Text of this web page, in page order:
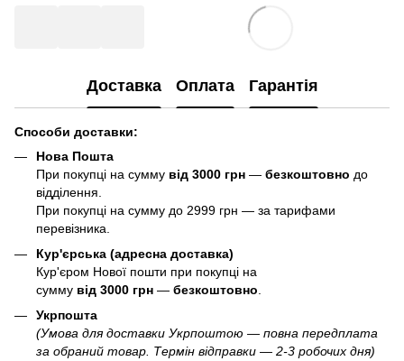
Доставка Оплата Гарантія
Способи доставки:
Нова Пошта
При покупці на сумму від 3000 грн — безкоштовно до
відділення.
При покупці на сумму до 2999 грн — за тарифами
перевізника.
Кур'єрська (адресна доставка)
Кур'єром Нової пошти при покупці на
сумму від 3000 грн — безкоштовно
Укрпошта
(Умова для доставки Укрпоштою — повна передплата
за обраний товар. Термін відправки — 2-3 робочих дня)